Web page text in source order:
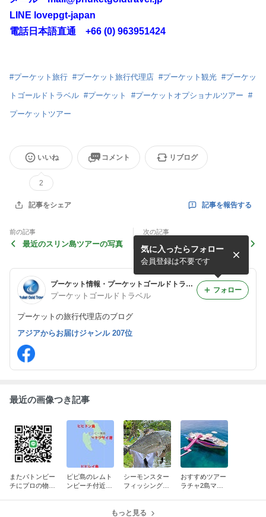
LINE lovepgt-japan
電話日本語直通 +66 (0) 963951424
#プーケット旅行 #プーケット旅行代理店 #プーケット観光 #プーケッ
トゴールドトラベル #プーケット #プーケットオプショナルツアー #
プーケットツアー
いいね
2
コメント リブログ
記事をシェア 記事を報告する
前の記事
最近のスリン島ツアーの写真
次の記事
交通事故死亡者への追悼
プーケット情報・プーケットゴールドトラベル
プーケットゴールドトラベル
プーケットの旅行代理店のブログ
気に入ったらフォロー
会員登録は不要です
フォロー
アジアからお届けジャンル 207位
最近の画像つき記事
またパトンビー
チにプロの物乞
ピピ島のレムト
ンビーチ付近の
シーモンスター
フィッシングパ
おすすめツアー
ラチャ2島マイ
もっと見る